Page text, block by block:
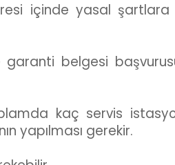
içinde yasal
belgesi
kaç servis
yapılması gerekir.